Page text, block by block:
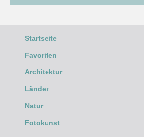
Startseite
Favoriten
Architektur
Länder
Natur
Fotokunst